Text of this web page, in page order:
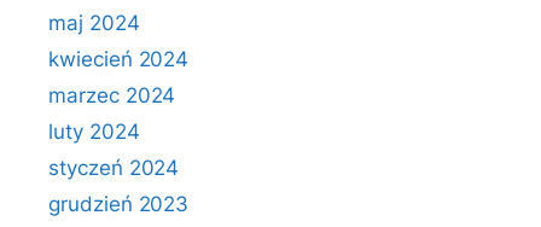
maj 2024
kwiecień 2024
marzec 2024
luty 2024
styczeń 2024
grudzień 2023